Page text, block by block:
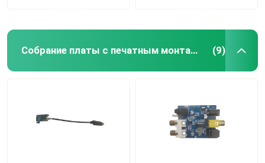
Собрание платы с печатным монтажом (9)